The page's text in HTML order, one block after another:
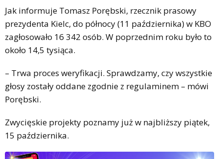
Jak informuje Tomasz Porębski, rzecznik prasowy
prezydenta Kielc, do północy (11 października) w KBO
zagłosowało 16 342 osób. W poprzednim roku było to
około 14,5 tysiąca.
– Trwa proces weryfikacji. Sprawdzamy, czy wszystkie
głosy zostały oddane zgodnie z regulaminem – mówi
Porębski.
Zwycięskie projekty poznamy już w najbliższy piątek,
15 października.